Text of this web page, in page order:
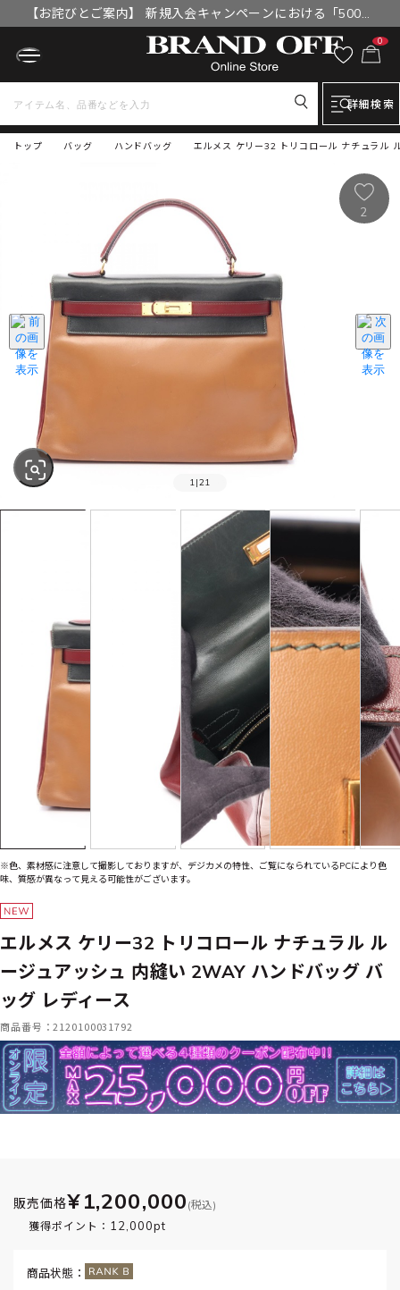
【お詫びとご案内】 新規入会キャンペーンにおける「500円
OFFクーポン」付与漏れと補填について
0
詳細検索
トップ エルメス ケリー32 トリコロール ナチュラル
バッグ ハンドバッグ
1 |21
2
※色、素材感に注意して撮影しておりますが、デジカメの特性、ご覧になられているPCにより色
味、質感が異なって見える可能性がございます。
エルメス ケリー32 トリコロール ナチュラル ル
ージュアッシュ 内縫い 2WAY ハンドバッグ バ
ッグ レディース
商品番号：2120100031792
販売価格¥1,200,000 (税込)
獲得ポイント： 12,000pt
商品状態：